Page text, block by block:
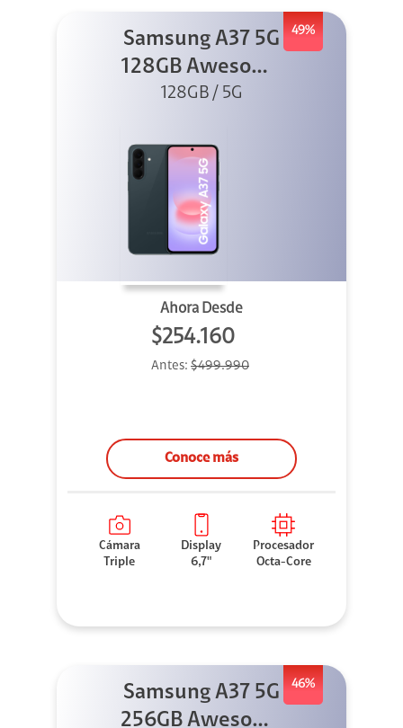
49%
Samsung A37 5G
128GB Awesome
Graygreen
128GB / 5G
Ahora Desde
$254.160
Antes: $499.990
Conoce más
Cámara
Triple
Display
6,7"
Procesador
Octa-Core
46%
Samsung A37 5G
256GB Awesome